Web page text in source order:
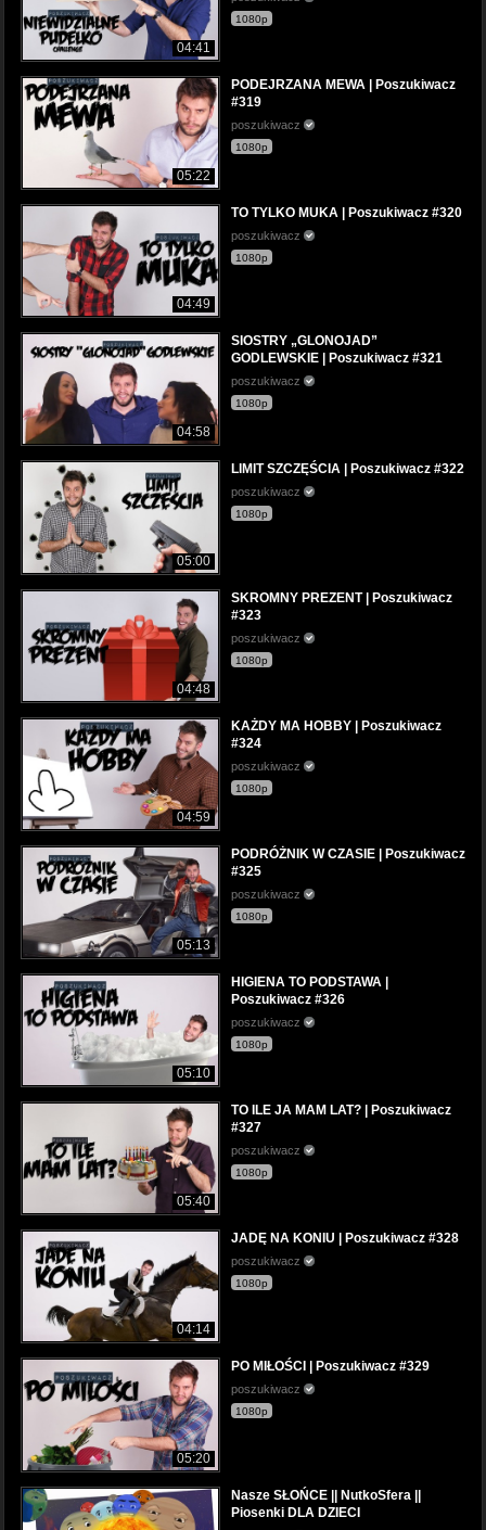
04:41
1080p
05:22
PODEJRZANA MEWA | Poszukiwacz
#319
poszukiwacz
1080p
04:49
TO TYLKO MUKA | Poszukiwacz #320
poszukiwacz
1080p
04:58
SIOSTRY „GLONOJAD”
GODLEWSKIE | Poszukiwacz #321
poszukiwacz
1080p
05:00
LIMIT SZCZĘŚCIA | Poszukiwacz #322
poszukiwacz
1080p
04:48
SKROMNY PREZENT | Poszukiwacz
#323
poszukiwacz
1080p
04:59
KAŻDY MA HOBBY | Poszukiwacz
#324
poszukiwacz
1080p
05:13
PODRÓŻNIK W CZASIE | Poszukiwacz
#325
poszukiwacz
1080p
05:10
HIGIENA TO PODSTAWA |
Poszukiwacz #326
poszukiwacz
1080p
05:40
TO ILE JA MAM LAT? | Poszukiwacz
#327
poszukiwacz
1080p
04:14
JADĘ NA KONIU | Poszukiwacz #328
poszukiwacz
1080p
05:20
PO MIŁOŚCI | Poszukiwacz #329
poszukiwacz
1080p
Nasze SŁOŃCE || NutkoSfera ||
Piosenki DLA DZIECI